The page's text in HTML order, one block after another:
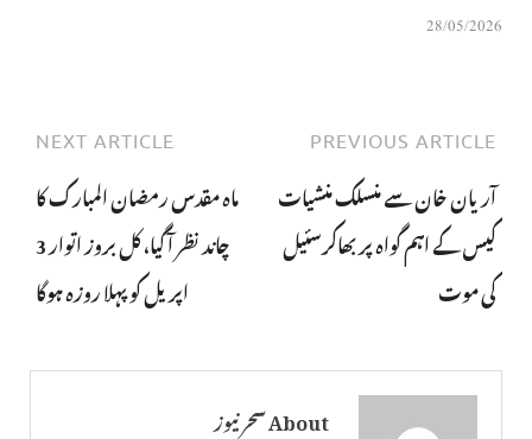
28/05/2026
PREVIOUS ARTICLE
آریان خان سے منسلک منشیات
کیس کے اہم گواہ پربھاکرسئیل
کی موت
NEXT ARTICLE
ماہ مقدس رمضان المبارک کا
چاند نظر آگیا، کل بروز اتوار 3
اپریل کو پہلا روزہ ہوگا
About سحر نیوز